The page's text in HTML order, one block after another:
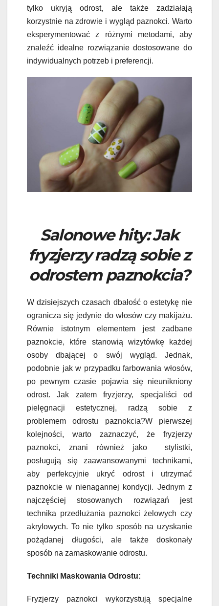
tylko ukryją odrost, ale także zadziałają
korzystnie na zdrowie i wygląd paznokci. Warto
eksperymentować z różnymi metodami, aby
znaleźć idealne rozwiązanie dostosowane do
indywidualnych potrzeb i preferencji.
Salonowe hity: Jak
fryzjerzy radzą sobie z
odrostem paznokcia?
W dzisiejszych czasach dbałość o estetykę nie
ogranicza się jedynie do włosów czy makijażu.
Równie istotnym elementem jest zadbane
paznokcie, które stanowią wizytówkę każdej
osoby dbającej o swój wygląd. Jednak,
podobnie jak w przypadku farbowania włosów,
po pewnym czasie pojawia się nieunikniony
odrost. Jak zatem fryzjerzy, specjaliści od
pielęgnacji estetycznej, radzą sobie z
problemem odrostu paznokcia?W pierwszej
kolejności, warto zaznaczyć, że fryzjerzy
paznokci, znani również jako stylistki,
posługują się zaawansowanymi technikami,
aby perfekcyjnie ukryć odrost i utrzymać
paznokcie w nienagannej kondycji. Jednym z
najczęściej stosowanych rozwiązań jest
technika przedłużania paznokci żelowych czy
akrylowych. To nie tylko sposób na uzyskanie
pożądanej długości, ale także doskonały
sposób na zamaskowanie odrostu.
Techniki Maskowania Odrostu:
Fryzjerzy paznokci wykorzystują specjalne